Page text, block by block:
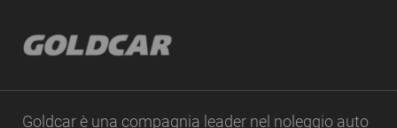
Goldcar è una compagnia leader nel noleggio auto